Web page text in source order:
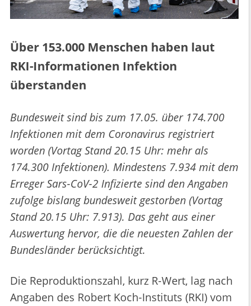
Über 153.000 Menschen haben laut
RKI-Informationen Infektion
überstanden
Bundesweit sind bis zum 17.05. über 174.700
Infektionen mit dem Coronavirus registriert
worden (Vortag Stand 20.15 Uhr: mehr als
174.300 Infektionen). Mindestens 7.934 mit dem
Erreger Sars-CoV-2 Infizierte sind den Angaben
zufolge bislang bundesweit gestorben (Vortag
Stand 20.15 Uhr: 7.913). Das geht aus einer
Auswertung hervor, die die neuesten Zahlen der
Bundesländer berücksichtigt.
Die Reproduktionszahl, kurz R-Wert, lag nach
Angaben des Robert Koch-Instituts (RKI) vom